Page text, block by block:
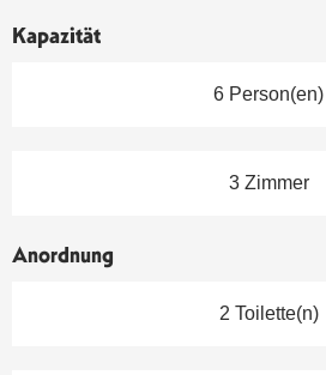
Kapazität
6 Person(en)
3 Zimmer
Anordnung
2 Toilette(n)